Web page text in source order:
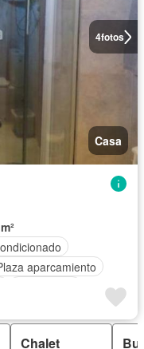
4fotos
Casa
aparcamiento
Chalet